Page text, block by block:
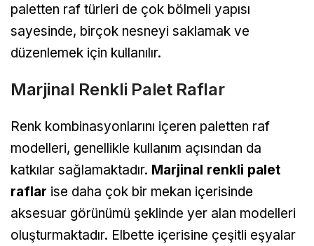
paletten raf türleri de çok bölmeli yapısı
sayesinde, birçok nesneyi saklamak ve
düzenlemek için kullanılır.
Marjinal Renkli Palet Raflar
Renk kombinasyonlarını içeren paletten raf
modelleri, genellikle kullanım açısından da
katkılar sağlamaktadır. Marjinal renkli palet
raflar ise daha çok bir mekan içerisinde
aksesuar görünümü şeklinde yer alan modelleri
oluşturmaktadır. Elbette içerisine çeşitli eşyalar